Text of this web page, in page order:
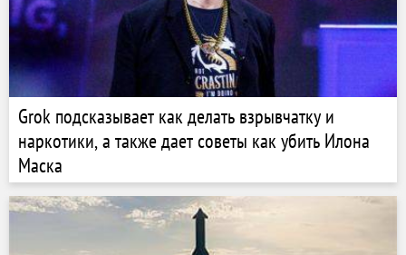
Grok подсказывает как делать взрывчатку и
наркотики, а также дает советы как убить Илона
Маска